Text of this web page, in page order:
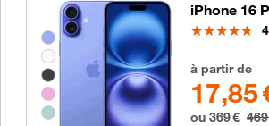
Groupe de couleurs disponibles
iPhone 16
369 euros au
à partir de
17,85
ou 369 €